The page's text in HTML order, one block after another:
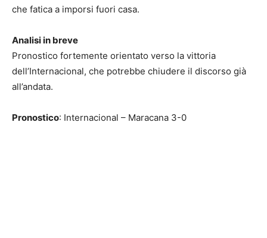
che fatica a imporsi fuori casa.
Analisi in breve
Pronostico fortemente orientato verso la vittoria
dell’Internacional, che potrebbe chiudere il discorso già
all’andata.
Pronostico: Internacional – Maracana 3-0